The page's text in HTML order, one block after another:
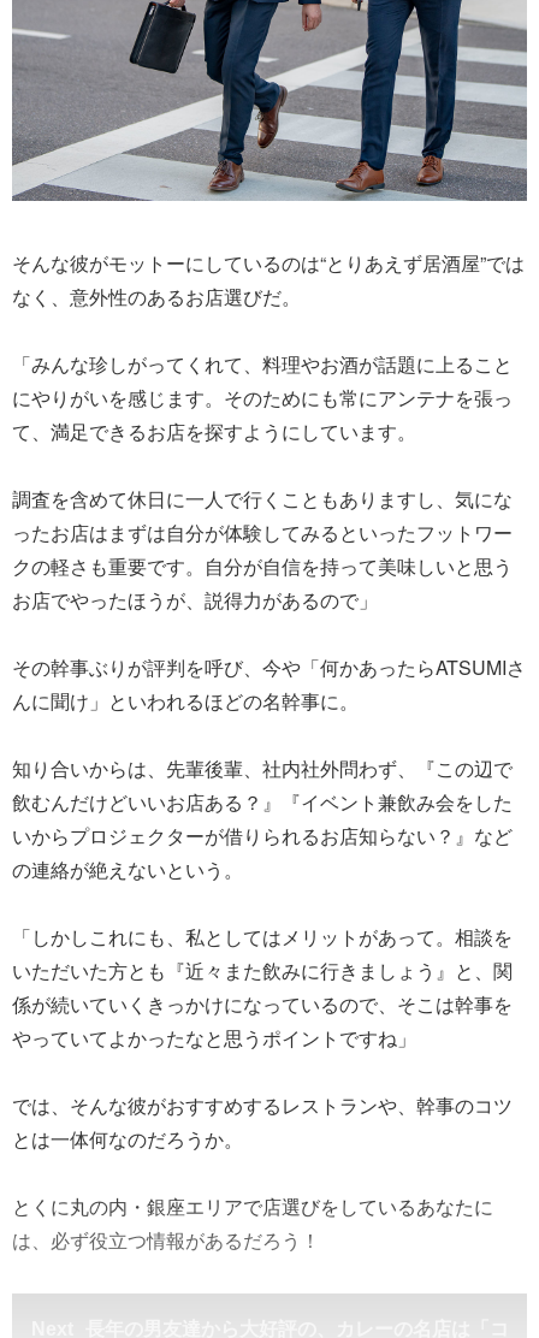
そんな彼がモットーにしているのは“とりあえず居酒屋”では
なく、意外性のあるお店選びだ。
「みんな珍しがってくれて、料理やお酒が話題に上ること
にやりがいを感じます。そのためにも常にアンテナを張っ
て、満足できるお店を探すようにしています。
調査を含めて休日に一人で行くこともありますし、気にな
ったお店はまずは自分が体験してみるといったフットワー
クの軽さも重要です。自分が自信を持って美味しいと思う
お店でやったほうが、説得力があるので」
その幹事ぶりが評判を呼び、今や「何かあったらATSUMIさ
んに聞け」といわれるほどの名幹事に。
知り合いからは、先輩後輩、社内社外問わず、『この辺で
飲むんだけどいいお店ある？』『イベント兼飲み会をした
いからプロジェクターが借りられるお店知らない？』など
の連絡が絶えないという。
「しかしこれにも、私としてはメリットがあって。相談を
いただいた方とも『近々また飲みに行きましょう』と、関
係が続いていくきっかけになっているので、そこは幹事を
やっていてよかったなと思うポイントですね」
では、そんな彼がおすすめするレストランや、幹事のコツ
とは一体何なのだろうか。
とくに丸の内・銀座エリアで店選びをしているあなたに
は、必ず役立つ情報があるだろう！